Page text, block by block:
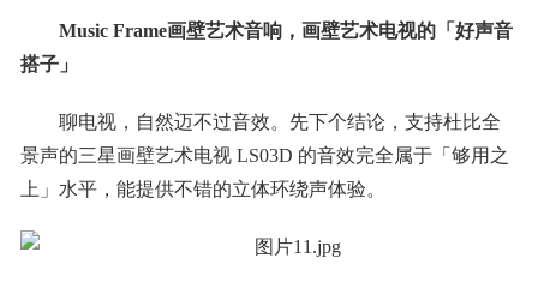
Music Frame画壁艺术音响，画壁艺术电视的「好声音
搭子」
聊电视，自然迈不过音效。先下个结论，支持杜比全
景声的三星画壁艺术电视 LS03D 的音效完全属于「够用之
上」水平，能提供不错的立体环绕声体验。